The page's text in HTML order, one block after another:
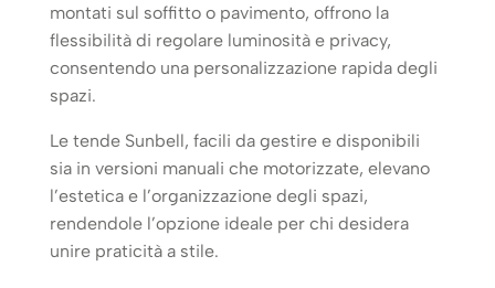
montati sul soffitto o pavimento, offrono la
flessibilità di regolare luminosità e privacy,
consentendo una personalizzazione rapida degli
spazi.
Le tende Sunbell, facili da gestire e disponibili
sia in versioni manuali che motorizzate, elevano
l’estetica e l’organizzazione degli spazi,
rendendole l’opzione ideale per chi desidera
unire praticità a stile.